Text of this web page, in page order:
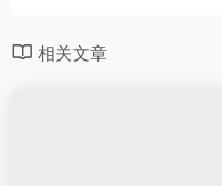
相关文章